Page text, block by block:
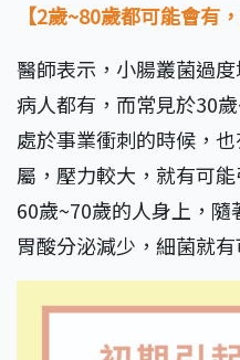
【2歲~80歲都可能會有
醫師表示，小腸叢菌過
病人都有，而常見於30
處於事業衝刺的時候，
屬，壓力較大，就有可
60歲~70歲的人身上，
胃酸分泌減少，細菌就